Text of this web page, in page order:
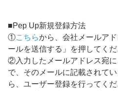
■Pep Up新規登録方法
①こちらから、会社メールア
ールを送信する」を押してくだ
②入力したメールアドレス宛
で、そのメールに記載されて
ら、ユーザー登録を行ってくだ